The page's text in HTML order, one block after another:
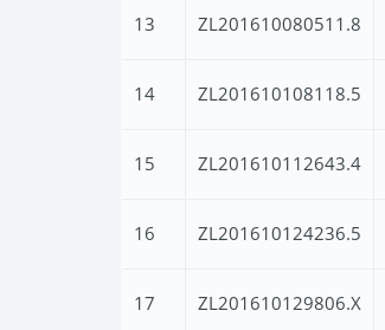
13 ZL201610080511.8
14 ZL201610108118.5
15 ZL201610112643.4
16 ZL201610124236.5
17 ZL201610129806.X